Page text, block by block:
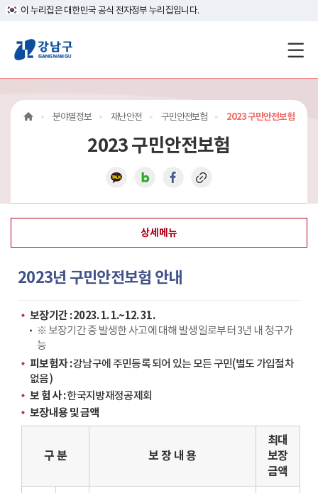
이 누리집은 대한민국 공식 전자정부 누리집입니다.
강
남
구
지
메
인
동
분야별정보 재난안전 구민안전보험 2023 구민안전보험
2023 구민안전보험
상세메뉴
2023년 구민안전보험 안내
보장기간 : 2023. 1. 1.~12. 31.
※ 보장기간 중 발생한 사고에 대해 발생일로부터 3년 내 청구가
능
피보험자 :강남구에 주민등록 되어 있는 모든 구민(별도 가입절차
없음)
보 험 사 :한국지방재정공제회
보장내용 및 금액
구 분 보 장 내 용
최대
보장
금액